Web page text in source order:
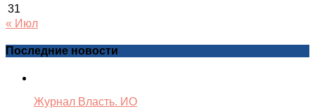
31
« Июл
Последние новости
Журнал Власть. ИО